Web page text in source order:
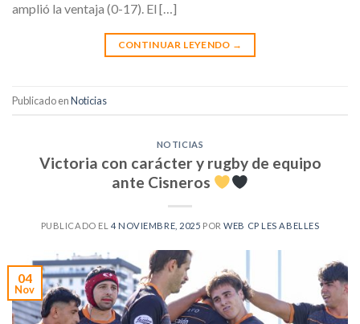
amplió la ventaja (0-17). El […]
CONTINUAR LEYENDO →
Publicado enNoticias
NOTICIAS
Victoria con carácter y rugby de equipo
ante Cisneros
PUBLICADO EL 4 NOVIEMBRE, 2025 PORWEB CP LES ABELLES
04
Nov